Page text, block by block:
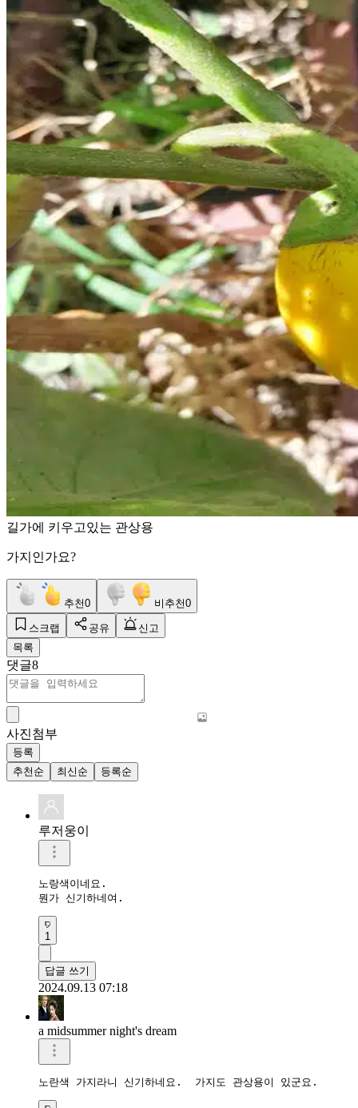
길가에 키우고있는 관상용
가지인가요?
추천0 비추천0
스크랩 공유
신고
목록
댓글8
사진첨부
등록
추천순
최신순 등록순
루저웅이
노랑색이네요.
뭔가 신기하네여.
1
답글 쓰기
2024.09.13 07:18
a midsummer night's dream
노란색 가지라니 신기하네요.  가지도 관상용이 있군요.